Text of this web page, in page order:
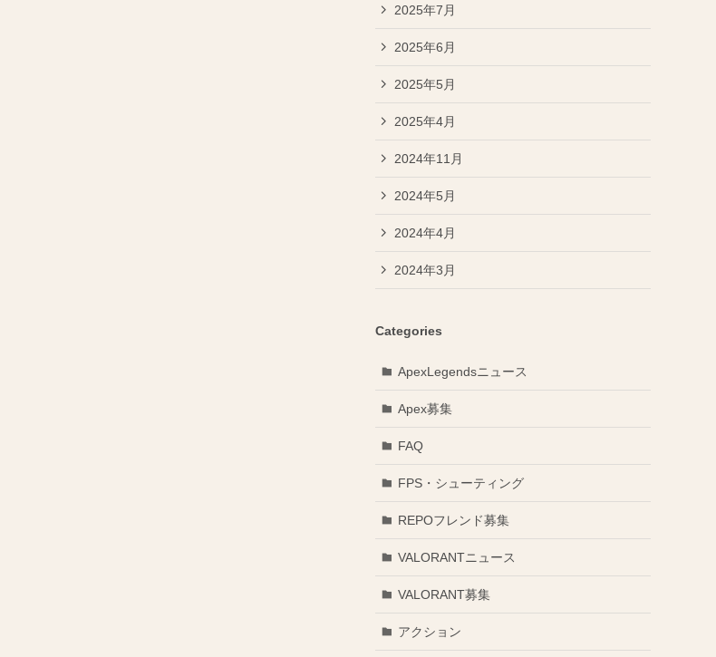
2025年7月
2025年6月
2025年5月
2025年4月
2024年11月
2024年5月
2024年4月
2024年3月
Categories
ApexLegendsニュース
Apex募集
FAQ
FPS・シューティング
REPOフレンド募集
VALORANTニュース
VALORANT募集
アクション